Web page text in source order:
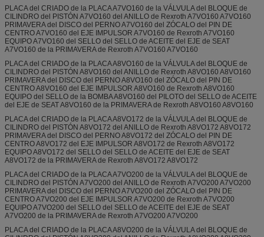
PLACA del CRIADO de la PLACA A7VO160 de la VÁLVULA del BLOQUE de
CILINDRO del PISTÓN A7VO160 del ANILLO de Rexroth A7VO160 A7VO160
PRIMAVERA del DISCO del PERNO A7VO160 del ZÓCALO del PIN DE
CENTRO A7VO160 del EJE IMPULSOR A7VO160 de Rexroth A7VO160
EQUIPO A7VO160 del SELLO del SELLO de ACEITE del EJE de SEAT
A7VO160 de la PRIMAVERA de Rexroth A7VO160 A7VO160
PLACA del CRIADO de la PLACA A8VO160 de la VÁLVULA del BLOQUE de
CILINDRO del PISTÓN A8VO160 del ANILLO de Rexroth A8VO160 A8VO160
PRIMAVERA del DISCO del PERNO A8VO160 del ZÓCALO del PIN DE
CENTRO A8VO160 del EJE IMPULSOR A8VO160 de Rexroth A8VO160
EQUIPO del SELLO de la BOMBA A8VO160 del PILOTO del SELLO de ACEITE
del EJE de SEAT A8VO160 de la PRIMAVERA de Rexroth A8VO160 A8VO160
PLACA del CRIADO de la PLACA A8VO172 de la VÁLVULA del BLOQUE de
CILINDRO del PISTÓN A8VO172 del ANILLO de Rexroth A8VO172 A8VO172
PRIMAVERA del DISCO del PERNO A8VO172 del ZÓCALO del PIN DE
CENTRO A8VO172 del EJE IMPULSOR A8VO172 de Rexroth A8VO172
EQUIPO A8VO172 del SELLO del SELLO de ACEITE del EJE de SEAT
A8VO172 de la PRIMAVERA de Rexroth A8VO172 A8VO172
PLACA del CRIADO de la PLACA A7VO200 de la VÁLVULA del BLOQUE de
CILINDRO del PISTÓN A7VO200 del ANILLO de Rexroth A7VO200 A7VO200
PRIMAVERA del DISCO del PERNO A7VO200 del ZÓCALO del PIN DE
CENTRO A7VO200 del EJE IMPULSOR A7VO200 de Rexroth A7VO200
EQUIPO A7VO200 del SELLO del SELLO de ACEITE del EJE de SEAT
A7VO200 de la PRIMAVERA de Rexroth A7VO200 A7VO200
PLACA del CRIADO de la PLACA A8VO200 de la VÁLVULA del BLOQUE de